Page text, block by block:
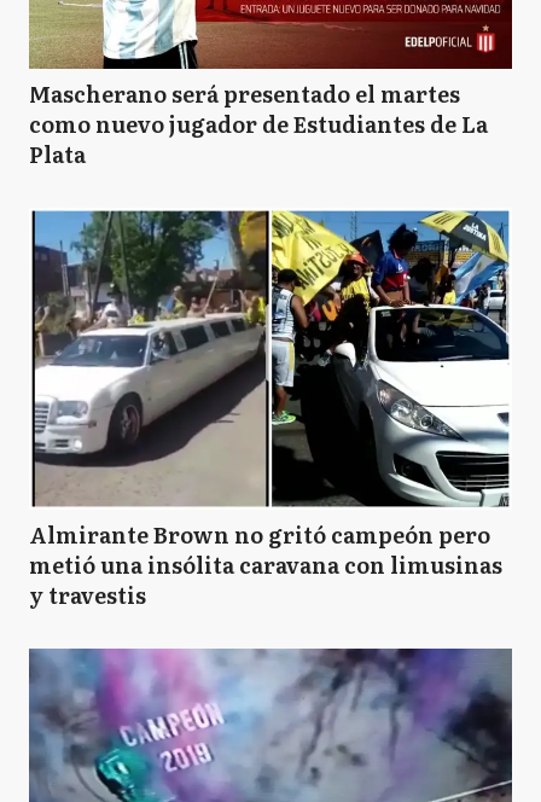
Mascherano será presentado el martes
como nuevo jugador de Estudiantes de La
Plata
Almirante Brown no gritó campeón pero
metió una insólita caravana con limusinas
y travestis